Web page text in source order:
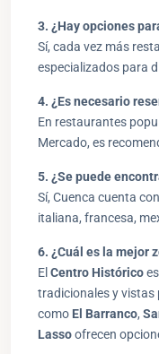
3. ¿Hay opciones
Sí, cada vez más
especializados para
4. ¿Es necesario
En restaurantes
Mercado, es
5. ¿Se puede
Sí, Cuenca cuenta
italiana, francesa,
6. ¿Cuál es la mejor
El Centro Histórico
tradicionales y vistas
como El Barranco,
Lassoofrecen